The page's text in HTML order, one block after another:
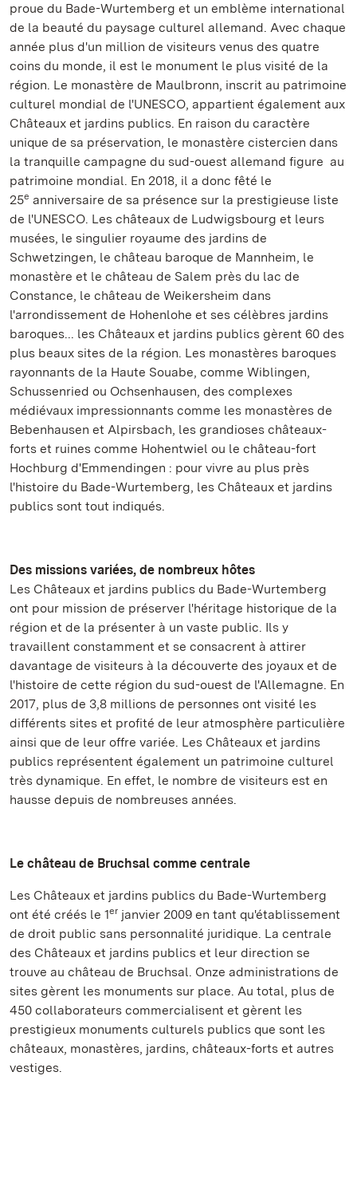
proue du Bade-Wurtemberg et un emblème international
de la beauté du paysage culturel allemand. Avec chaque
année plus d'un million de visiteurs venus des quatre
coins du monde, il est le monument le plus visité de la
région. Le monastère de Maulbronn, inscrit au patrimoine
culturel mondial de l'UNESCO, appartient également aux
Châteaux et jardins publics. En raison du caractère
unique de sa préservation, le monastère cistercien dans
la tranquille campagne du sud-ouest allemand figure au
patrimoine mondial. En 2018, il a donc fêté le
25e anniversaire de sa présence sur la prestigieuse liste
de l'UNESCO. Les châteaux de Ludwigsbourg et leurs
musées, le singulier royaume des jardins de
Schwetzingen, le château baroque de Mannheim, le
monastère et le château de Salem près du lac de
Constance, le château de Weikersheim dans
l'arrondissement de Hohenlohe et ses célèbres jardins
baroques... les Châteaux et jardins publics gèrent 60 des
plus beaux sites de la région. Les monastères baroques
rayonnants de la Haute Souabe, comme Wiblingen,
Schussenried ou Ochsenhausen, des complexes
médiévaux impressionnants comme les monastères de
Bebenhausen et Alpirsbach, les grandioses châteaux-
forts et ruines comme Hohentwiel ou le château-fort
Hochburg d'Emmendingen : pour vivre au plus près
l'histoire du Bade-Wurtemberg, les Châteaux et jardins
publics sont tout indiqués.
Des missions variées, de nombreux hôtes
Les Châteaux et jardins publics du Bade-Wurtemberg
ont pour mission de préserver l'héritage historique de la
région et de la présenter à un vaste public. Ils y
travaillent constamment et se consacrent à attirer
davantage de visiteurs à la découverte des joyaux et de
l'histoire de cette région du sud-ouest de l'Allemagne. En
2017, plus de 3,8 millions de personnes ont visité les
différents sites et profité de leur atmosphère particulière
ainsi que de leur offre variée. Les Châteaux et jardins
publics représentent également un patrimoine culturel
très dynamique. En effet, le nombre de visiteurs est en
hausse depuis de nombreuses années.
Le château de Bruchsal comme centrale
Les Châteaux et jardins publics du Bade-Wurtemberg
ont été créés le 1er janvier 2009 en tant qu'établissement
de droit public sans personnalité juridique. La centrale
des Châteaux et jardins publics et leur direction se
trouve au château de Bruchsal. Onze administrations de
sites gèrent les monuments sur place. Au total, plus de
450 collaborateurs commercialisent et gèrent les
prestigieux monuments culturels publics que sont les
châteaux, monastères, jardins, châteaux-forts et autres
vestiges.